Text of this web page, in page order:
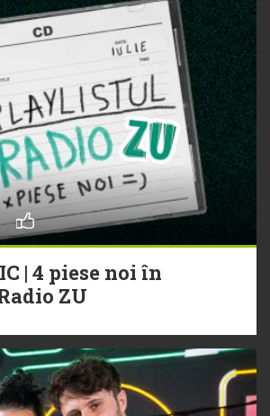
| 4 piese noi în
ZU